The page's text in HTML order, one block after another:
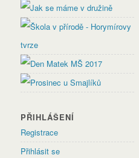
PŘIHLÁŠENÍ
Registrace
Přihlásit se